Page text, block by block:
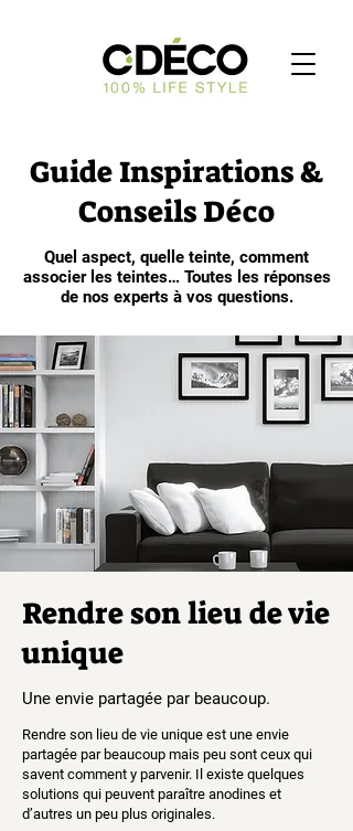
Guide Inspirations &
Conseils Déco
Quel aspect, quelle teinte, comment
associer les teintes… Toutes les réponses
de nos experts à vos questions.
Rendre son lieu de vie
unique
Une envie partagée par beaucoup.
Rendre son lieu de vie unique est une envie
partagée par beaucoup mais peu sont ceux qui
savent comment y parvenir. Il existe quelques
solutions qui peuvent paraître anodines et
d’autres un peu plus originales.